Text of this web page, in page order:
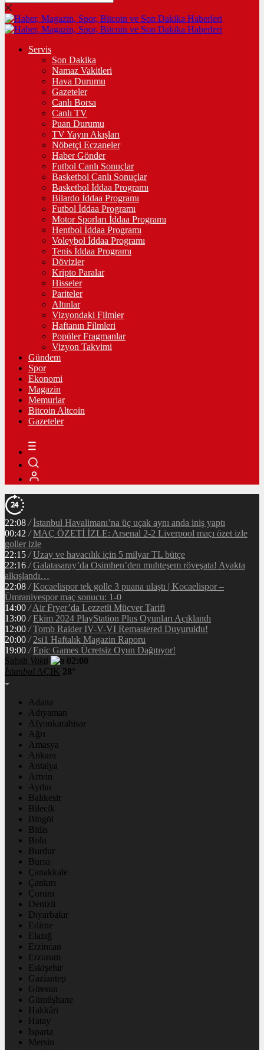
Servis
Son Dakika
Namaz Vakitleri
Hava Durumu
Gazeteler
Canlı Borsa
Canlı TV
Puan Durumu
TV Yayın Akışları
Nöbetçi Eczaneler
Haber Gönder
Futbol Canlı Sonuçlar
Basketbol Canlı Sonuçlar
Basketbol İddaa Programı
Bilardo İddaa Programı
Futbol İddaa Programı
Motor Sporları İddaa Programı
Hentbol İddaa Programı
Voleybol İddaa Programı
Tenis İddaa Programı
Dövizler
Kripto Paralar
Hisseler
Pariteler
Altınlar
Vizyondaki Filmler
Haftanın Filmleri
Popüler Fragmanlar
Vizyon Takvimi
Gündem
Spor
Ekonomi
Magazin
Memurlar
Bitcoin Altcoin
Gazeteler
22:08 / İstanbul Havalimanı’na üç uçak aynı anda iniş yaptı
00:42 / MAÇ ÖZETİ İZLE: Arsenal 2-2 Liverpool maçı özet izle
goller izle
22:15 / Uzay ve havacılık için 5 milyar TL bütçe
22:16 / Galatasaray’da Osimhen’den muhteşem röveşata! Ayakta
alkışlandı…
22:08 / Kocaelispor tek golle 3 puana ulaştı | Kocaelispor –
Ümraniyespor maç sonucu: 1-0
14:00 / Air Fryer’da Lezzetli Mücver Tarifi
13:00 / Ekim 2024 PlayStation Plus Oyunları Açıklandı
12:00 / Tomb Raider IV-V-VI Remastered Duyuruldu!
20:00 / 2si1 Haftalık Magazin Raporu
19:00 / Epic Games Ücretsiz Oyun Dağıtıyor!
Sabah Vakti
02:00
İstanbul AÇIK 28°
Adana
Adıyaman
Afyonkarahisar
Ağrı
Amasya
Ankara
Antalya
Artvin
Aydın
Balıkesir
Bilecik
Bingöl
Bitlis
Bolu
Burdur
Bursa
Çanakkale
Çankırı
Çorum
Denizli
Diyarbakır
Edirne
Elazığ
Erzincan
Erzurum
Eskişehir
Gaziantep
Giresun
Gümüşhane
Hakkâri
Hatay
Isparta
Mersin